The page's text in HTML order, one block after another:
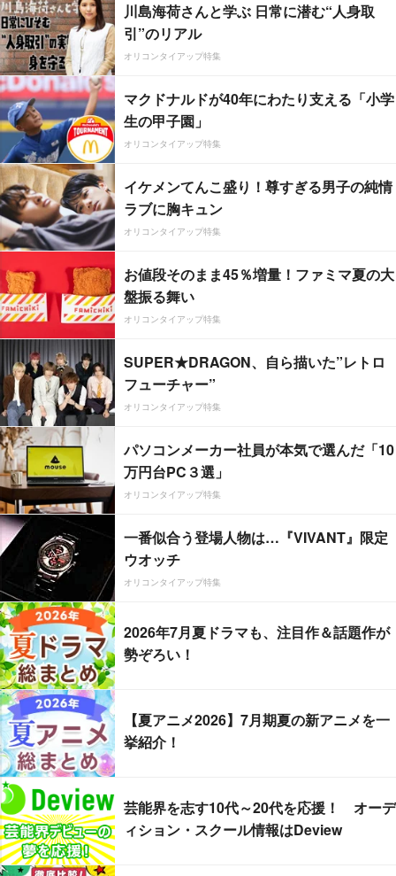
川島海荷さんと学ぶ 日常に潜む“人身取
引”のリアル
オリコンタイアップ特集
マクドナルドが40年にわたり支える「小学
生の甲子園」
オリコンタイアップ特集
イケメンてんこ盛り！尊すぎる男子の純情
ラブに胸キュン
オリコンタイアップ特集
お値段そのまま45％増量！ファミマ夏の大
盤振る舞い
オリコンタイアップ特集
SUPER★DRAGON、自ら描いた”レトロ
フューチャー”
オリコンタイアップ特集
パソコンメーカー社員が本気で選んだ「10
万円台PC３選」
オリコンタイアップ特集
一番似合う登場人物は…『VIVANT』限定
ウオッチ
オリコンタイアップ特集
2026年7月夏ドラマも、注目作＆話題作が
勢ぞろい！
【夏アニメ2026】7月期夏の新アニメを一
挙紹介！
芸能界を志す10代～20代を応援！ オーデ
ィション・スクール情報はDeview